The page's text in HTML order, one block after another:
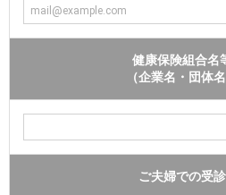
健康保険組合名
（企業名・団体名
ご夫婦での受診